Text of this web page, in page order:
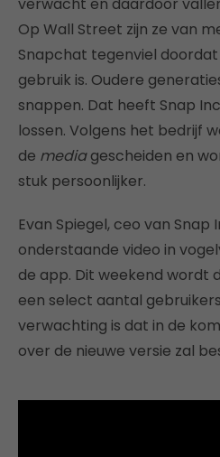
Op Wall Street zijn ze van
Snapchat tegenviel
gebruik is. Oudere
snappen. Dat heeft Snap
lossen. Volgens het bedrijf
de mediagescheiden en
stuk persoonlijker.
Evan Spiegel, ceo van Snap
onderstaande video in
de app. Dit weekend wordt
een select aantal
verwachting is dat in de
over de nieuwe versie zal